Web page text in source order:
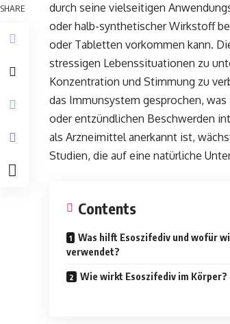
SHARE
durch seine vielseitigen
oder halb-synthetischer Wirkstoff
oder Tabletten vorkommen kann.
stressigen Lebenssituationen zu
Konzentration und Stimmung zu
das Immunsystem gesprochen,
oder entzündlichen Beschwerden
als Arzneimittel anerkannt ist,
Studien, die auf eine natürliche
Contents
Was hilft Esoszifediv und wofür
verwendet?
Wie wirkt Esoszifediv im Körper?